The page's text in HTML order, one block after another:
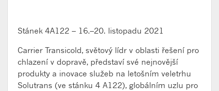
Stánek 4A122 – 16.–20. listopadu 2021
Carrier Transicold, světový lídr v oblasti řešení pro
chlazení v dopravě, představí své nejnovější
produkty a inovace služeb na letošním veletrhu
Solutrans (ve stánku 4 A122), globálním uzlu pro